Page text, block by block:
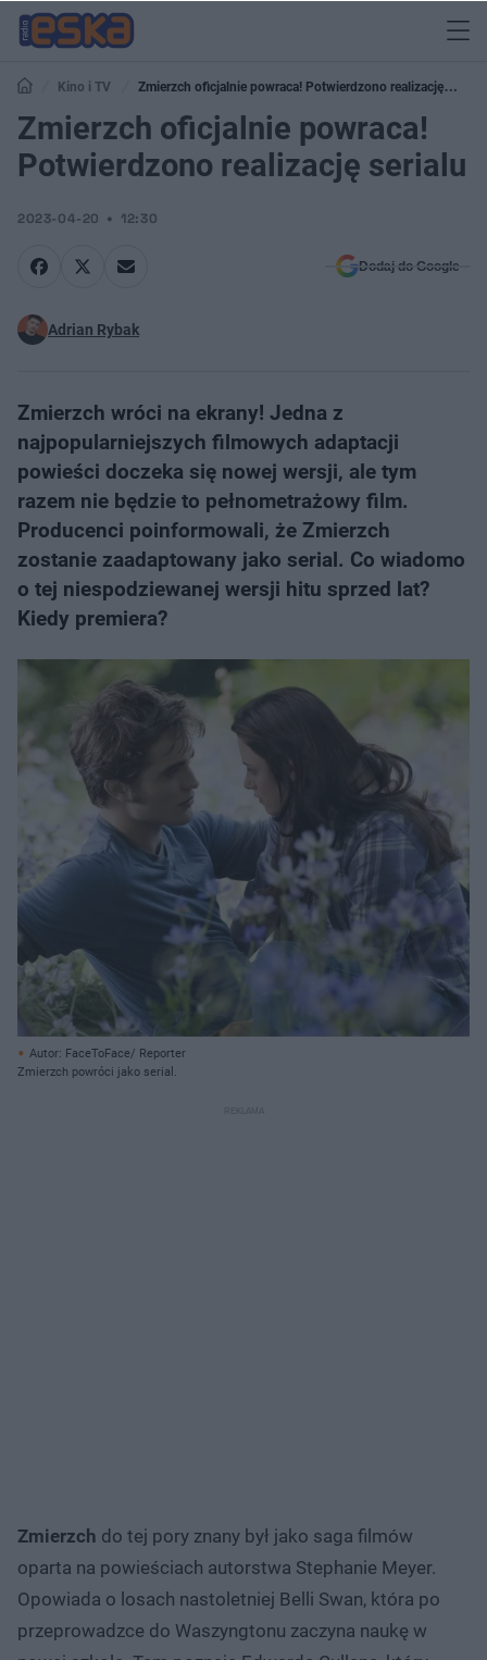
Kino i TV
Zmierzch oficjalnie powraca! Potwierdzono realizację
serialu
Zmierzch oficjalnie powraca!
Potwierdzono realizację serialu
2023-04-20 12:30
Dodaj do Google
Adrian Rybak
Zmierzch wróci na ekrany! Jedna z
najpopularniejszych filmowych adaptacji
powieści doczeka się nowej wersji, ale tym
razem nie będzie to pełnometrażowy film.
Producenci poinformowali, że Zmierzch
zostanie zaadaptowany jako serial. Co wiadomo
o tej niespodziewanej wersji hitu sprzed lat?
Kiedy premiera?
Autor: FaceToFace/ Reporter
Zmierzch powróci jako serial.
Zmierzch do tej pory znany był jako saga filmów
oparta na powieściach autorstwa Stephanie Meyer.
Opowiada o losach nastoletniej Belli Swan, która po
przeprowadzce do Waszyngtonu zaczyna naukę w